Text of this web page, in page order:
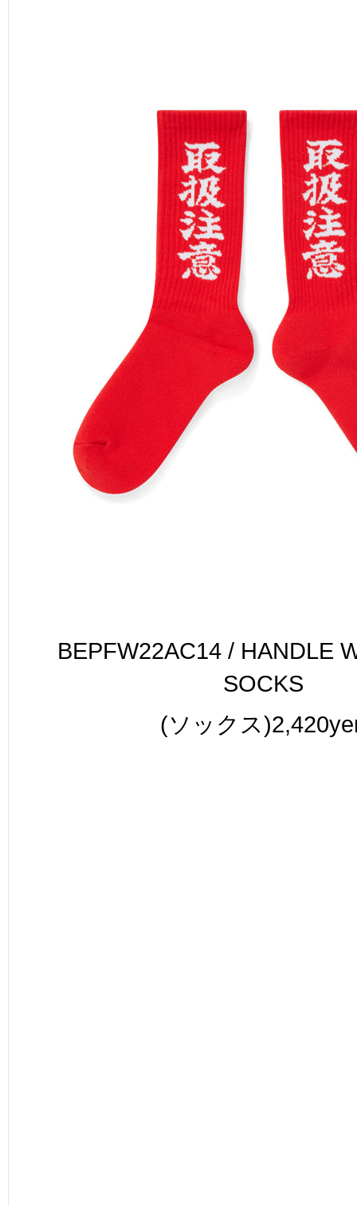
BEPFW22AC14 / HANDLE
SOCKS
(ソックス